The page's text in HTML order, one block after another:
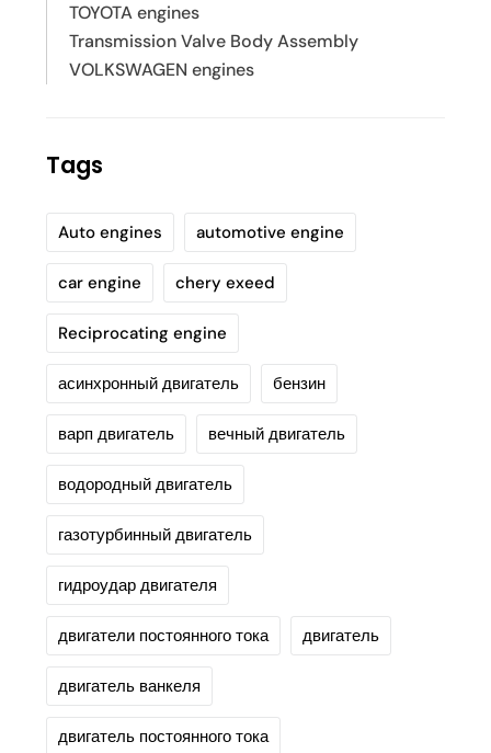
TOYOTA engines
Transmission Valve Body Assembly
VOLKSWAGEN engines
Tags
Auto engines automotive engine
car engine chery exeed
Reciprocating engine
асинхронный двигатель бензин
варп двигатель вечный двигатель
водородный двигатель
газотурбинный двигатель
гидроудар двигателя
двигатели постоянного тока двигатель
двигатель ванкеля
двигатель постоянного тока